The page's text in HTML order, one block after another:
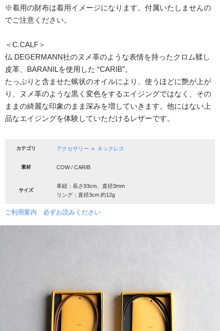
※着用の財布は着用イメージになります。付属いたしませんの
でご注意ください。
＜C.CALF＞
仏 DEGERMANN社のヌメ革のような表情を持ったクロム鞣し
皮革、BARANILを使用した “CARIB”。
たっぷりと含ませた蝋状のオイルにより、使うほどに艶が上が
り、ヌメ革のような黒く変色をするエイジングではなく、その
ままの綺麗な印象のまま深みを増していきます。他にはない上
品なエイジングを体験していただけるレザーです。
カテゴリ アクセサリー ＞ ネックレス
素材 COW / CARIB
サイズ
革紐：長さ93cm、直径3mm
リング：直径3cm 約12g
ご利用案内 必ずお読みください